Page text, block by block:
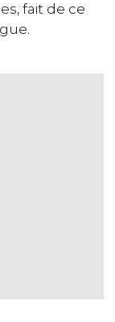
fait de ce